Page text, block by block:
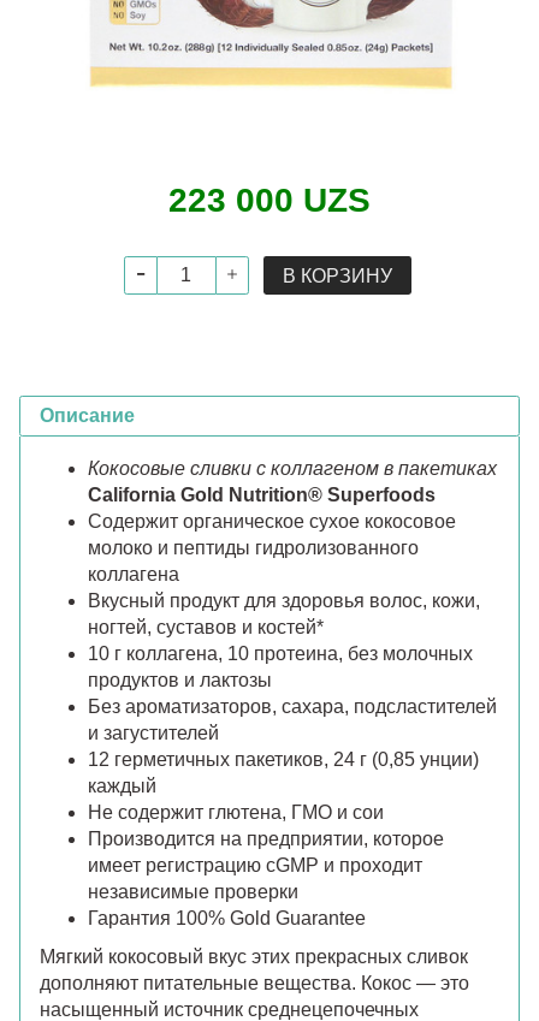
223 000 UZS
В КОРЗИНУ
Описание
Кокосовые сливки с коллагеном в пакетиках
California Gold Nutrition® Superfoods
Содержит органическое сухое кокосовое
молоко и пептиды гидролизованного
коллагена
Вкусный продукт для здоровья волос, кожи,
ногтей, суставов и костей*
10 г коллагена, 10 протеина, без молочных
продуктов и лактозы
Без ароматизаторов, сахара, подсластителей
и загустителей
12 герметичных пакетиков, 24 г (0,85 унции)
каждый
Не содержит глютена, ГМО и сои
Производится на предприятии, которое
имеет регистрацию cGMP и проходит
независимые проверки
Гарантия 100% Gold Guarantee
Мягкий кокосовый вкус этих прекрасных сливок
дополняют питательные вещества. Кокос — это
насыщенный источник среднецепочечных